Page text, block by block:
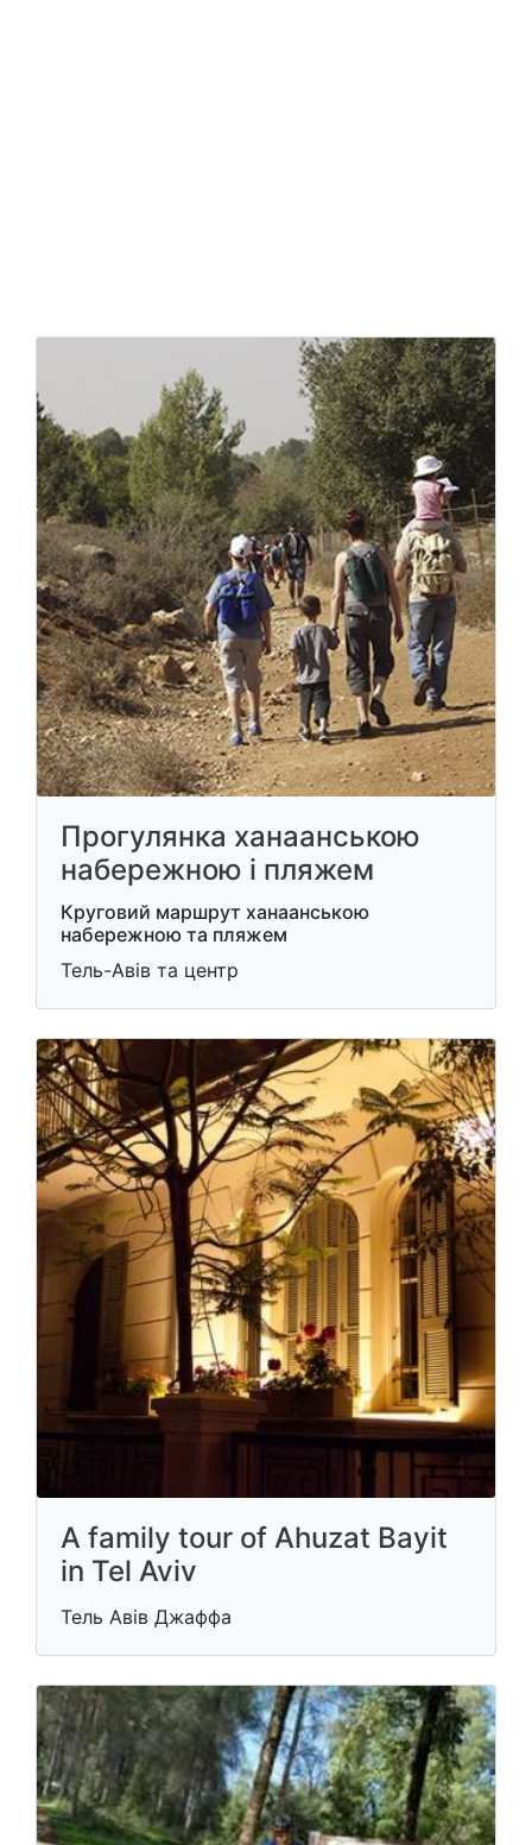
Прогулянка ханаанською
набережною і пляжем
Круговий маршрут ханаанською
набережною та пляжем
Тель-Авів та центр
A family tour of Ahuzat Bayit
in Tel Aviv
Тель Авів Джаффа